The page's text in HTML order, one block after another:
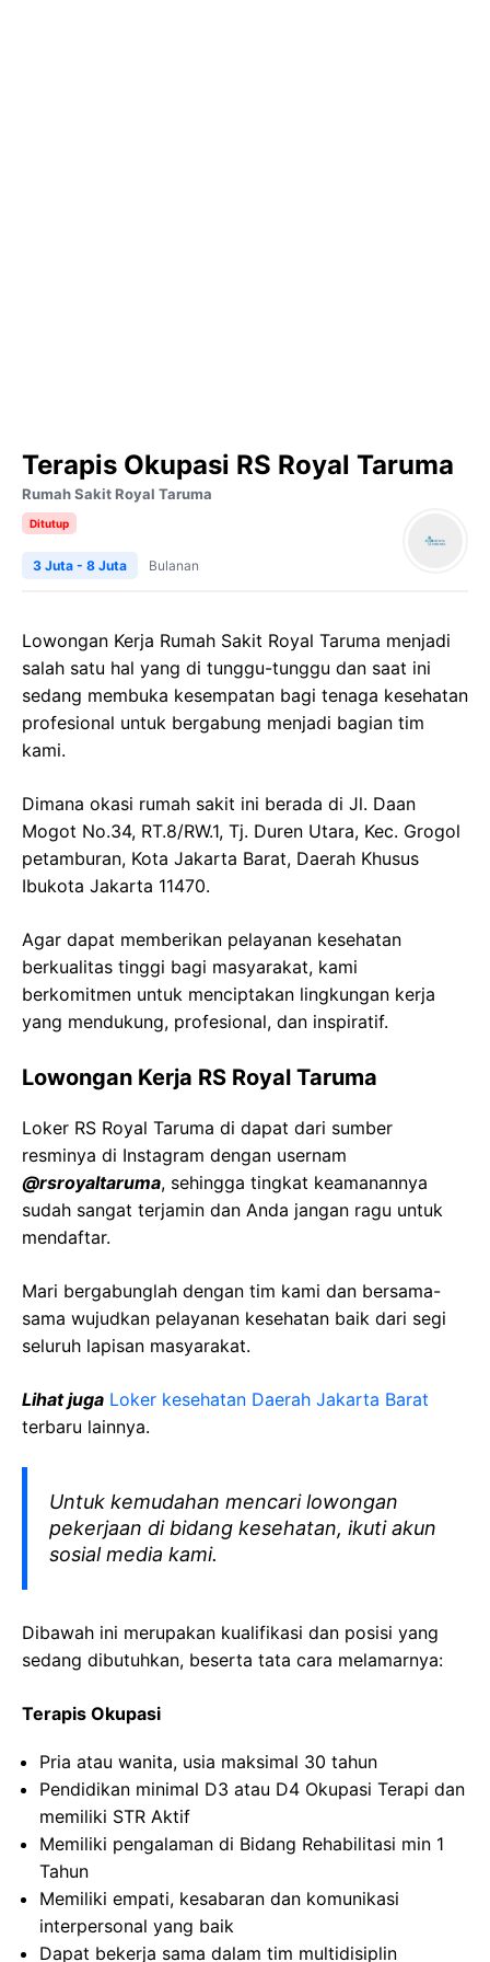
Terapis Okupasi RS Royal Taruma
Rumah Sakit Royal Taruma
Ditutup
3 Juta - 8 Juta Bulanan
Lowongan Kerja Rumah Sakit Royal Taruma menjadi
salah satu hal yang di tunggu-tunggu dan saat ini
sedang membuka kesempatan bagi tenaga kesehatan
profesional untuk bergabung menjadi bagian tim
kami.
Dimana okasi rumah sakit ini berada di Jl. Daan
Mogot No.34, RT.8/RW.1, Tj. Duren Utara, Kec. Grogol
petamburan, Kota Jakarta Barat, Daerah Khusus
Ibukota Jakarta 11470.
Agar dapat memberikan pelayanan kesehatan
berkualitas tinggi bagi masyarakat, kami
berkomitmen untuk menciptakan lingkungan kerja
yang mendukung, profesional, dan inspiratif.
Lowongan Kerja RS Royal Taruma
Loker RS Royal Taruma di dapat dari sumber
resminya di Instagram dengan usernam
@rsroyaltaruma, sehingga tingkat keamanannya
sudah sangat terjamin dan Anda jangan ragu untuk
mendaftar.
Mari bergabunglah dengan tim kami dan bersama-
sama wujudkan pelayanan kesehatan baik dari segi
seluruh lapisan masyarakat.
Lihat juga Loker kesehatan Daerah Jakarta Barat
terbaru lainnya.
Untuk kemudahan mencari lowongan
pekerjaan di bidang kesehatan, ikuti akun
sosial media kami.
Dibawah ini merupakan kualifikasi dan posisi yang
sedang dibutuhkan, beserta tata cara melamarnya:
Terapis Okupasi
Pria atau wanita, usia maksimal 30 tahun
Pendidikan minimal D3 atau D4 Okupasi Terapi dan
memiliki STR Aktif
Memiliki pengalaman di Bidang Rehabilitasi min 1
Tahun
Memiliki empati, kesabaran dan komunikasi
interpersonal yang baik
Dapat bekerja sama dalam tim multidisiplin